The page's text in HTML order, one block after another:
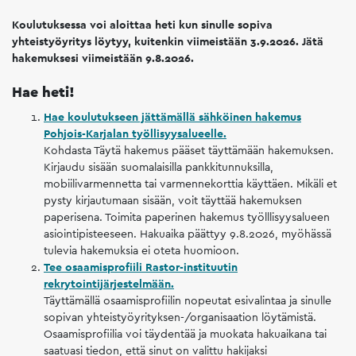
Koulutuksessa voi aloittaa heti kun sinulle sopiva
yhteistyöyritys löytyy, kuitenkin viimeistään 3.9.2026. Jätä
hakemuksesi viimeistään 9.8.2026.
Hae heti!
Hae koulutukseen jättämällä sähköinen hakemus
Pohjois-Karjalan työllisyysalueelle.
Kohdasta Täytä hakemus pääset täyttämään hakemuksen.
Kirjaudu sisään suomalaisilla pankkitunnuksilla,
mobiilivarmennetta tai varmennekorttia käyttäen. Mikäli et
pysty kirjautumaan sisään, voit täyttää hakemuksen
paperisena. Toimita paperinen hakemus työlllisyysalueen
asiointipisteeseen. Hakuaika päättyy 9.8.2026, myöhässä
tulevia hakemuksia ei oteta huomioon.
Tee osaamisprofiili Rastor-instituutin
rekrytointijärjestelmään.
Täyttämällä osaamisprofiilin nopeutat esivalintaa ja sinulle
sopivan yhteistyöyrityksen-/organisaation löytämistä.
Osaamisprofiilia voi täydentää ja muokata hakuaikana tai
saatuasi tiedon, että sinut on valittu hakijaksi